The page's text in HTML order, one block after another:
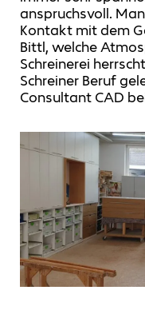
anspruchsvoll.
Kontakt mit dem
Bittl, welche
Schreinerei
Schreiner Beruf
Consultant CAD